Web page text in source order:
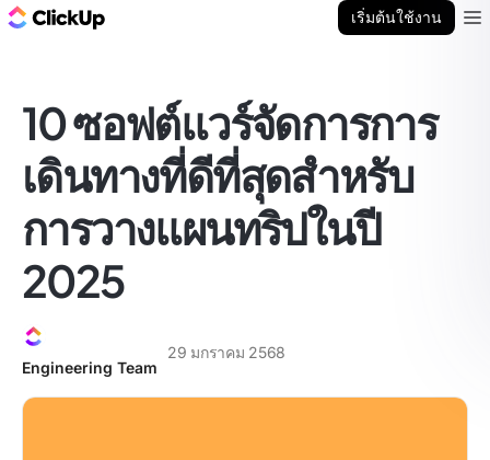
เริ่มต้นใช้งาน
10 ซอฟต์แวร์จัดการการ
เดินทางที่ดีที่สุดสำหรับ
การวางแผนทริปในปี
2025
Engineering Team
29 มกราคม 2568